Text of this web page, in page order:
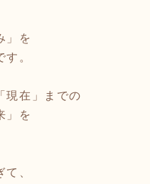
」を
。
現在」までの
」を
、